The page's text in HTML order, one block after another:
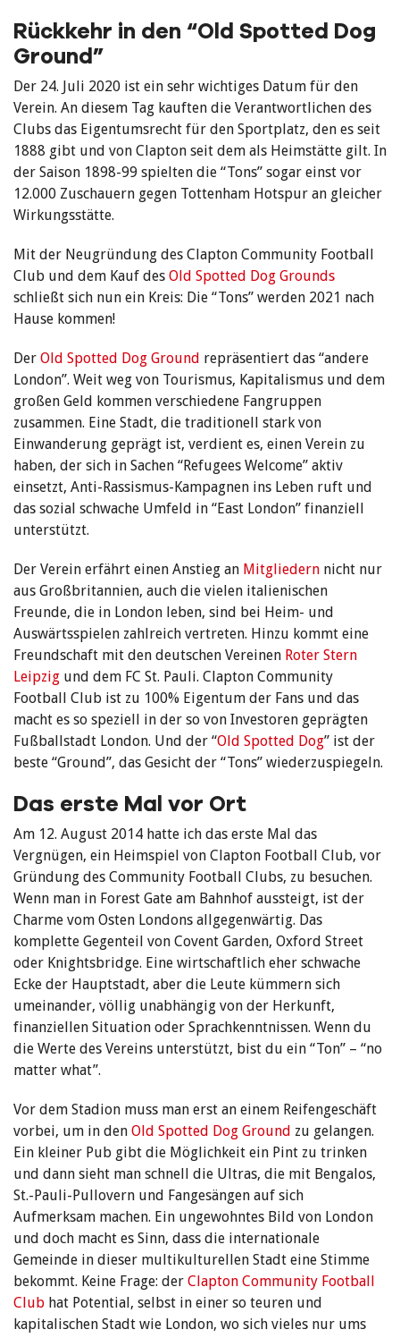
Rückkehr in den “Old Spotted Dog
Ground”
Der 24. Juli 2020 ist ein sehr wichtiges Datum für den
Verein. An diesem Tag kauften die Verantwortlichen des
Clubs das Eigentumsrecht für den Sportplatz, den es seit
1888 gibt und von Clapton seit dem als Heimstätte gilt. In
der Saison 1898-99 spielten die “Tons” sogar einst vor
12.000 Zuschauern gegen Tottenham Hotspur an gleicher
Wirkungsstätte.
Mit der Neugründung des Clapton Community Football
Club und dem Kauf des Old Spotted Dog Grounds
schließt sich nun ein Kreis: Die “Tons” werden 2021 nach
Hause kommen!
Der Old Spotted Dog Ground repräsentiert das “andere
London”. Weit weg von Tourismus, Kapitalismus und dem
großen Geld kommen verschiedene Fangruppen
zusammen. Eine Stadt, die traditionell stark von
Einwanderung geprägt ist, verdient es, einen Verein zu
haben, der sich in Sachen “Refugees Welcome” aktiv
einsetzt, Anti-Rassismus-Kampagnen ins Leben ruft und
das sozial schwache Umfeld in “East London” finanziell
unterstützt.
Der Verein erfährt einen Anstieg an Mitgliedern nicht nur
aus Großbritannien, auch die vielen italienischen
Freunde, die in London leben, sind bei Heim- und
Auswärtsspielen zahlreich vertreten. Hinzu kommt eine
Freundschaft mit den deutschen Vereinen Roter Stern
Leipzig und dem FC St. Pauli. Clapton Community
Football Club ist zu 100% Eigentum der Fans und das
macht es so speziell in der so von Investoren geprägten
Fußballstadt London. Und der “Old Spotted Dog” ist der
beste “Ground”, das Gesicht der “Tons” wiederzuspiegeln.
Das erste Mal vor Ort
Am 12. August 2014 hatte ich das erste Mal das
Vergnügen, ein Heimspiel von Clapton Football Club, vor
Gründung des Community Football Clubs, zu besuchen.
Wenn man in Forest Gate am Bahnhof aussteigt, ist der
Charme vom Osten Londons allgegenwärtig. Das
komplette Gegenteil von Covent Garden, Oxford Street
oder Knightsbridge. Eine wirtschaftlich eher schwache
Ecke der Hauptstadt, aber die Leute kümmern sich
umeinander, völlig unabhängig von der Herkunft,
finanziellen Situation oder Sprachkenntnissen. Wenn du
die Werte des Vereins unterstützt, bist du ein “Ton” – “no
matter what”.
Vor dem Stadion muss man erst an einem Reifengeschäft
vorbei, um in den Old Spotted Dog Ground zu gelangen.
Ein kleiner Pub gibt die Möglichkeit ein Pint zu trinken
und dann sieht man schnell die Ultras, die mit Bengalos,
St.-Pauli-Pullovern und Fangesängen auf sich
Aufmerksam machen. Ein ungewohntes Bild von London
und doch macht es Sinn, dass die internationale
Gemeinde in dieser multikulturellen Stadt eine Stimme
bekommt. Keine Frage: der Clapton Community Football
Club hat Potential, selbst in einer so teuren und
kapitalischen Stadt wie London, wo sich vieles nur ums